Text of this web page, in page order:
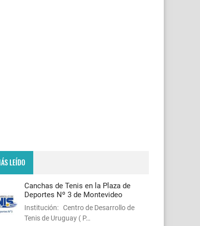
LEÍDO
Canchas de Tenis en la Plaza de
Deportes Nº 3 de Montevideo
Institución: Centro de Desarrollo de
Tenis de Uruguay ( P…